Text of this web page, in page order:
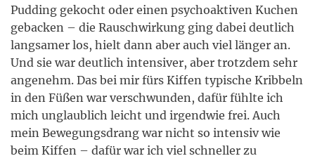
Pudding gekocht oder einen psychoaktiven Kuchen
gebacken – die Rauschwirkung ging dabei deutlich
langsamer los, hielt dann aber auch viel länger an.
Und sie war deutlich intensiver, aber trotzdem sehr
angenehm. Das bei mir fürs Kiffen typische Kribbeln
in den Füßen war verschwunden, dafür fühlte ich
mich unglaublich leicht und irgendwie frei. Auch
mein Bewegungsdrang war nicht so intensiv wie
beim Kiffen – dafür war ich viel schneller zu